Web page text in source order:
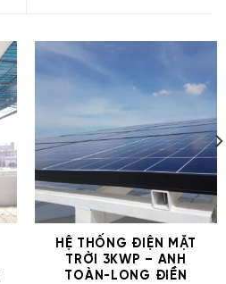
HỆ THỐNG ĐIỆN MẶT
TRỜI 3KWP – ANH
TOÀN-LONG ĐIỀN